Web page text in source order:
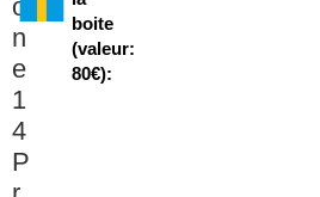
o
n
e
1
4
P
boite
(valeur:
80€):